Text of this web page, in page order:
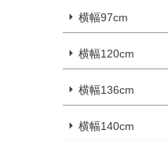
横幅97cm
横幅120cm
横幅136cm
横幅140cm